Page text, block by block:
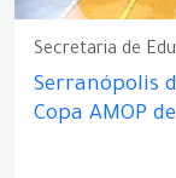
Secretaria de
Serranópolis
Copa AMOP